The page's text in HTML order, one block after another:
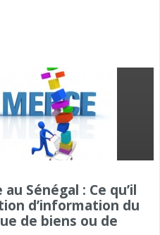
Sénégal : Ce qu’il
d’information du
de biens ou de